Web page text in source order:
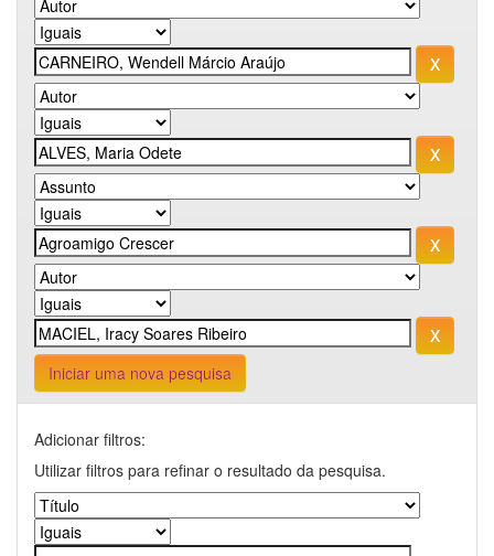
Iniciar uma nova pesquisa
Adicionar filtros:
Utilizar filtros para refinar o resultado da pesquisa.